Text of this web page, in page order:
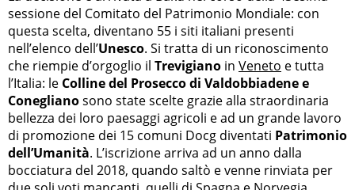
sessione del Comitato del Patrimonio Mondiale: con
questa scelta, diventano 55 i siti italiani presenti
nell’elenco dell’Unesco. Si tratta di un riconoscimento
che riempie d’orgoglio il Trevigiano in Veneto e tutta
l’Italia: le Colline del Prosecco di Valdobbiadene e
Coneglianosono state scelte grazie alla straordinaria
bellezza dei loro paesaggi agricoli e ad un grande lavoro
di promozione dei 15 comuni Docg diventati Patrimonio
dell’Umanità. L’iscrizione arriva ad un anno dalla
bocciatura del 2018, quando saltò e venne rinviata per